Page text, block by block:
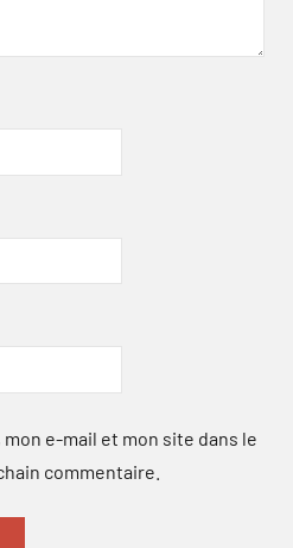
e-mail et mon site dans le
commentaire.